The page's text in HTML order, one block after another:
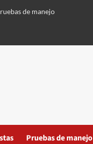
de manejo
Pruebas de manejo